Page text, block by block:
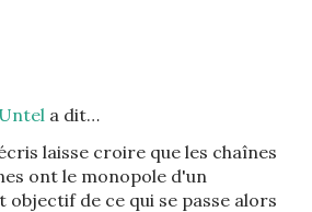
a dit…
laisse croire que les chaînes
ont le monopole d'un
de ce qui se passe alors